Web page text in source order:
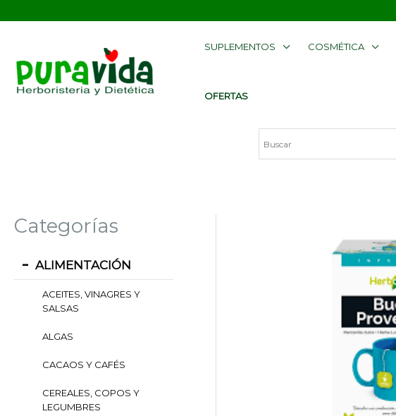
SUPLEMENTOS COSMÉTICA
OFERTAS
Categorías
ALIMENTACIÓN
ACEITES, VINAGRES Y
SALSAS
ALGAS
CACAOS Y CAFÉS
CEREALES, COPOS Y
LEGUMBRES